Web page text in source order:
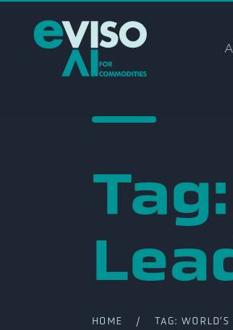
Tag:
HOME / TAG: